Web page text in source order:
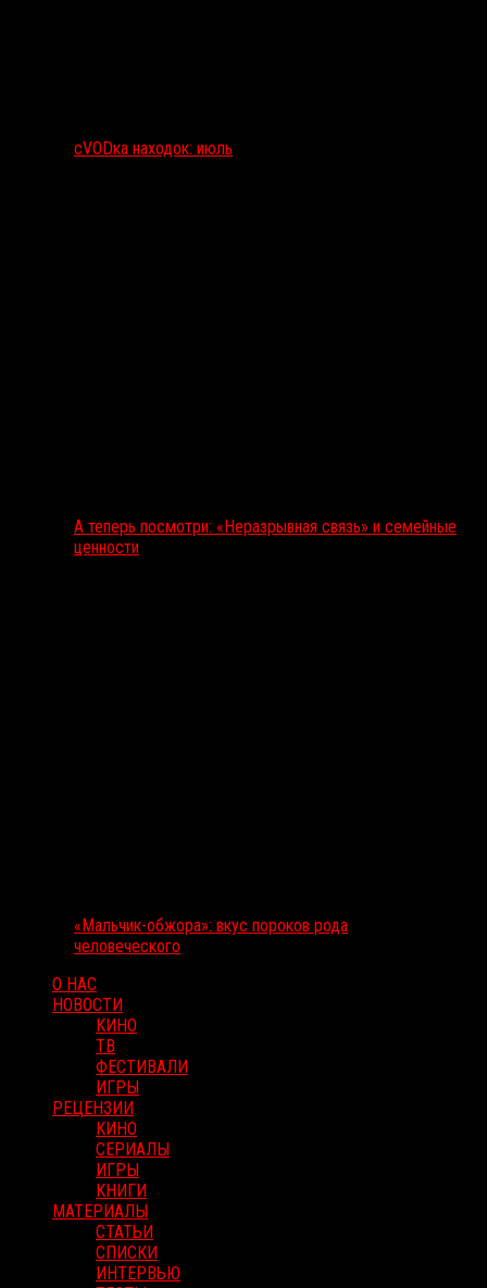
сVODка находок: июль
А теперь посмотри: «Неразрывная связь» и семейные
ценности
«Мальчик-обжора»: вкус пороков рода
человеческого
О НАС
НОВОСТИ
КИНО
ТВ
ФЕСТИВАЛИ
ИГРЫ
РЕЦЕНЗИИ
КИНО
СЕРИАЛЫ
ИГРЫ
КНИГИ
МАТЕРИАЛЫ
СТАТЬИ
СПИСКИ
ИНТЕРВЬЮ